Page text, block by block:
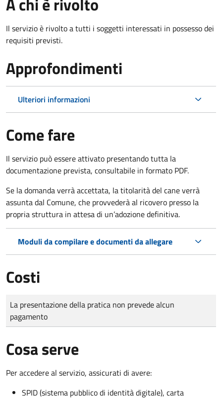
Il servizio è rivolto a tutti i soggetti interessati in possesso dei
requisiti previsti.
Approfondimenti
Ulteriori informazioni
Come fare
Il servizio può essere attivato presentando tutta la
documentazione prevista, consultabile in formato PDF.
Se la domanda verrà accettata, la titolarità del cane verrà
assunta dal Comune, che provvederà al ricovero presso la
propria struttura in attesa di un’adozione definitiva.
Moduli da compilare e documenti da allegare
Costi
Tipo di pagamento
Importo
La presentazione della pratica non prevede alcun
pagamento
Cosa serve
Per accedere al servizio, assicurati di avere:
SPID (sistema pubblico di identità digitale), carta